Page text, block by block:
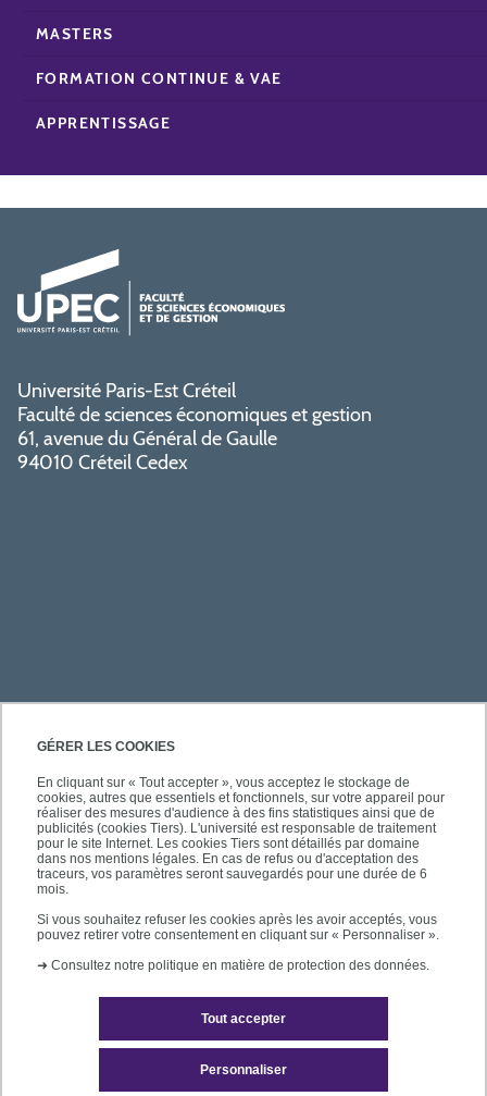
GÉRER LES COOKIES
En cliquant sur « Tout accepter », vous acceptez le stockage de
cookies, autres que essentiels et fonctionnels, sur votre appareil pour
réaliser des mesures d'audience à des fins statistiques ainsi que de
publicités (cookies Tiers). L'université est responsable de traitement
pour le site Internet. Les cookies Tiers sont détaillés par domaine
dans nos mentions légales. En cas de refus ou d'acceptation des
traceurs, vos paramètres seront sauvegardés pour une durée de 6
mois.
Si vous souhaitez refuser les cookies après les avoir acceptés, vous
pouvez retirer votre consentement en cliquant sur « Personnaliser ».
➜ Consultez notre politique en matière de protection des données.
Tout accepter
Personnaliser
MASTERS
FORMATION CONTINUE & VAE
APPRENTISSAGE
Université Paris-Est Créteil
Faculté de sciences économiques et gestion
61, avenue du Général de Gaulle
94010 Créteil Cedex
PRATIQUE
ACCÈS RAPIDES
SUIVEZ-NOUS